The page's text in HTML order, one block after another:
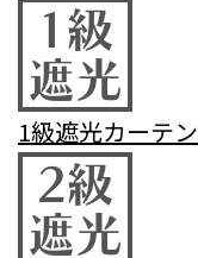
1級遮光カーテン